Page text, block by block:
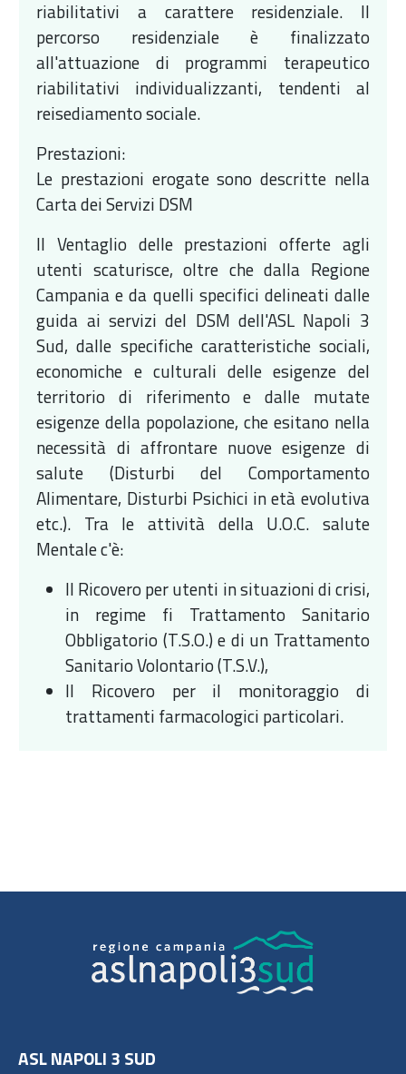
riabilitativi a carattere residenziale. Il
percorso residenziale è finalizzato
all'attuazione di programmi terapeutico
riabilitativi individualizzanti, tendenti al
reisediamento sociale.
Prestazioni:
Le prestazioni erogate sono descritte nella
Carta dei Servizi DSM
Il Ventaglio delle prestazioni offerte agli
utenti scaturisce, oltre che dalla Regione
Campania e da quelli specifici delineati dalle
guida ai servizi del DSM dell'ASL Napoli 3
Sud, dalle specifiche caratteristiche sociali,
economiche e culturali delle esigenze del
territorio di riferimento e dalle mutate
esigenze della popolazione, che esitano nella
necessità di affrontare nuove esigenze di
salute (Disturbi del Comportamento
Alimentare, Disturbi Psichici in età evolutiva
etc.). Tra le attività della U.O.C. salute
Mentale c'è:
Il Ricovero per utenti in situazioni di crisi,
in regime fi Trattamento Sanitario
Obbligatorio (T.S.O.) e di un Trattamento
Sanitario Volontario (T.S.V.),
Il Ricovero per il monitoraggio di
trattamenti farmacologici particolari.
ASL NAPOLI 3 SUD